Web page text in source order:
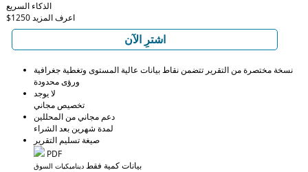
الذكاء السريع
$1250اعرف المزيد
اشترِ الآن
نسخة مختصرة من التقرير تتضمن نقاط بيانات عالية المستوى وتغطية جغرافية
ورؤى محدودة
لا يوجد
تخصيص مجاني
دعم مجاني من المحللين
لمدة شهرين بعد الشراء
صيغة تسليم التقرير
PDF
بيانات كمية فقط ديناميكيات السوق